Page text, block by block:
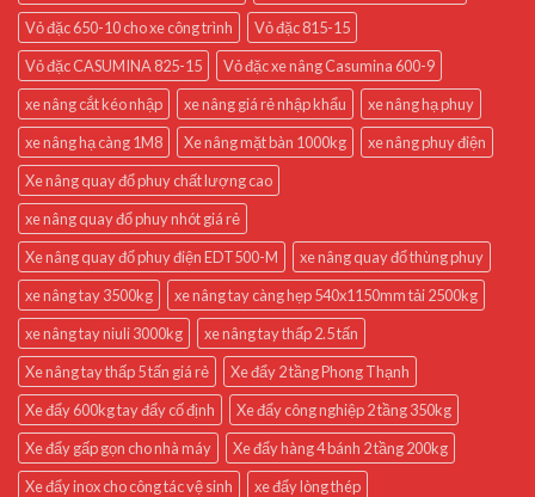
Vỏ đặc 650-10 cho xe công trình
Vỏ đặc 815-15
Vỏ đặc CASUMINA 825-15
Vỏ đặc xe nâng Casumina 600-9
xe nâng cắt kéo nhập
xe nâng giá rẻ nhập khẩu
xe nâng hạ phuy
xe nâng hạ càng 1M8
Xe nâng mặt bàn 1000kg
xe nâng phuy điện
Xe nâng quay đổ phuy chất lượng cao
xe nâng quay đổ phuy nhót giá rẻ
Xe nâng quay đổ phuy điện EDT500-M
xe nâng quay đổ thùng phuy
xe nâng tay 3500kg
xe nâng tay càng hẹp 540x1150mm tải 2500kg
xe nâng tay niuli 3000kg
xe nâng tay thấp 2.5 tấn
Xe nâng tay thấp 5 tấn giá rẻ
Xe đẩy 2 tầng Phong Thạnh
Xe đẩy 600kg tay đẩy cố định
Xe đẩy công nghiệp 2 tầng 350kg
Xe đẩy gấp gọn cho nhà máy
Xe đẩy hàng 4 bánh 2 tầng 200kg
Xe đẩy inox cho công tác vệ sinh
xe đẩy lòng thép